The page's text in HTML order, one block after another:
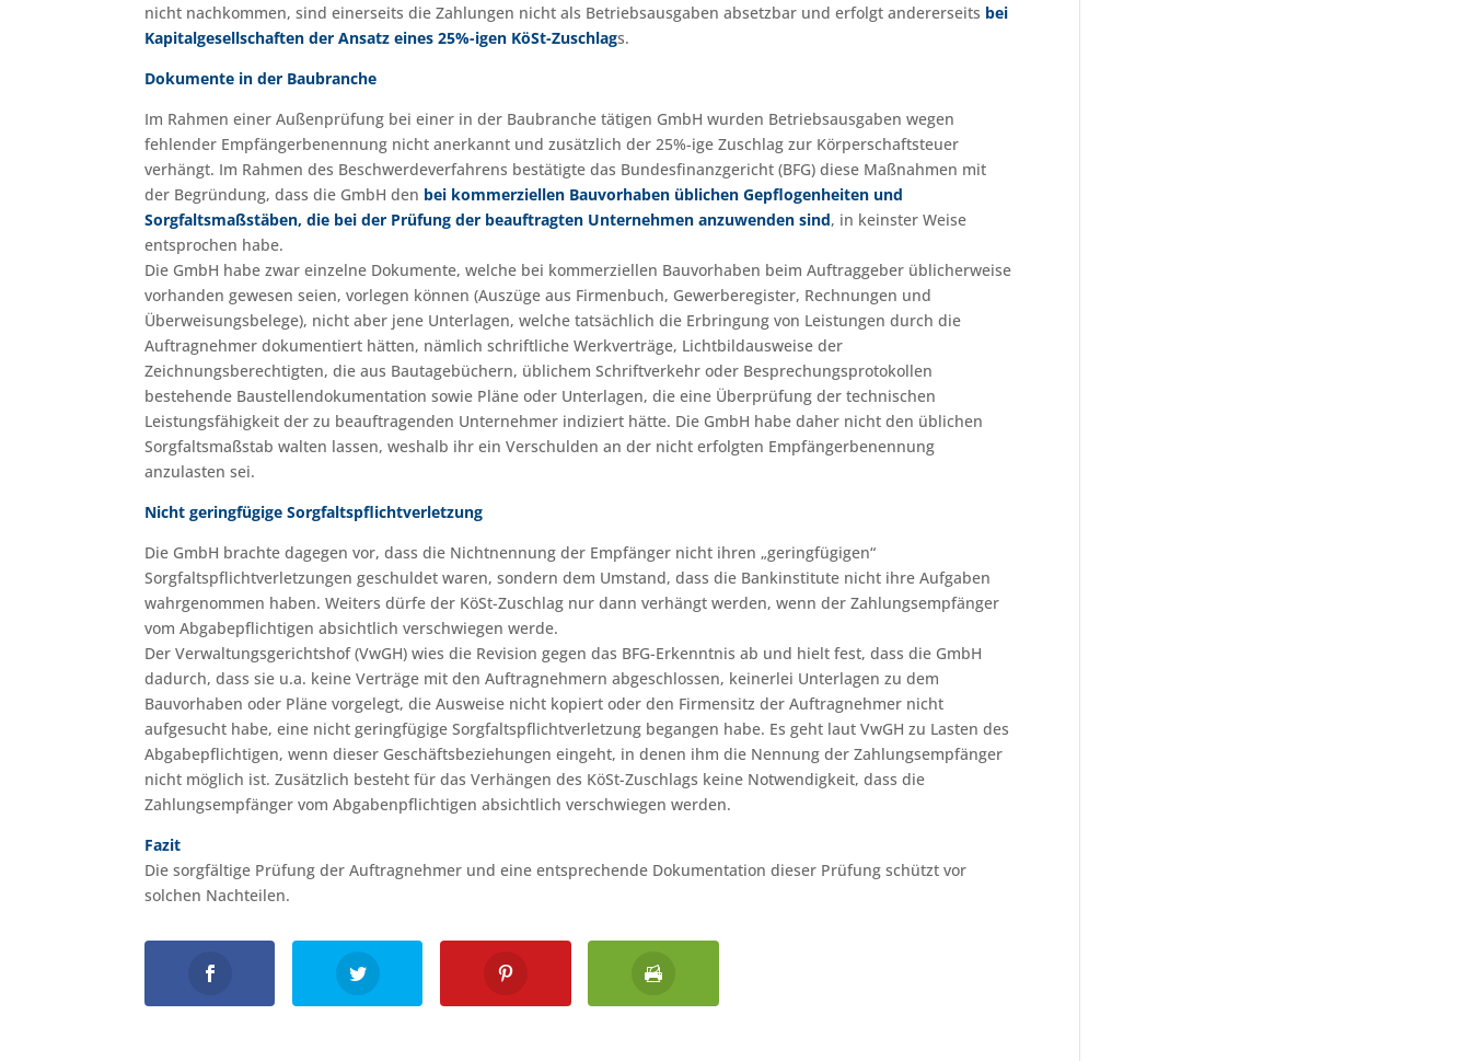
nicht nachkommen, sind einerseits die Zahlungen nicht als Betriebsausgaben absetzbar und erfolgt andererseits bei
Kapitalgesellschaften der Ansatz eines 25%-igen KöSt-Zuschlags.
Dokumente in der Baubranche
Im Rahmen einer Außenprüfung bei einer in der Baubranche tätigen GmbH wurden Betriebsausgaben wegen
fehlender Empfängerbenennung nicht anerkannt und zusätzlich der 25%-ige Zuschlag zur Körperschaftsteuer
verhängt. Im Rahmen des Beschwerdeverfahrens bestätigte das Bundesfinanzgericht (BFG) diese Maßnahmen mit
der Begründung, dass die GmbH den bei kommerziellen Bauvorhaben üblichen Gepflogenheiten und
Sorgfaltsmaßstäben, die bei der Prüfung der beauftragten Unternehmen anzuwenden sind, in keinster Weise
entsprochen habe.
Die GmbH habe zwar einzelne Dokumente, welche bei kommerziellen Bauvorhaben beim Auftraggeber üblicherweise
vorhanden gewesen seien, vorlegen können (Auszüge aus Firmenbuch, Gewerberegister, Rechnungen und
Überweisungsbelege), nicht aber jene Unterlagen, welche tatsächlich die Erbringung von Leistungen durch die
Auftragnehmer dokumentiert hätten, nämlich schriftliche Werkverträge, Lichtbildausweise der
Zeichnungsberechtigten, die aus Bautagebüchern, üblichem Schriftverkehr oder Besprechungsprotokollen
bestehende Baustellendokumentation sowie Pläne oder Unterlagen, die eine Überprüfung der technischen
Leistungsfähigkeit der zu beauftragenden Unternehmer indiziert hätte. Die GmbH habe daher nicht den üblichen
Sorgfaltsmaßstab walten lassen, weshalb ihr ein Verschulden an der nicht erfolgten Empfängerbenennung
anzulasten sei.
Nicht geringfügige Sorgfaltspflichtverletzung
Die GmbH brachte dagegen vor, dass die Nichtnennung der Empfänger nicht ihren „geringfügigen“
Sorgfaltspflichtverletzungen geschuldet waren, sondern dem Umstand, dass die Bankinstitute nicht ihre Aufgaben
wahrgenommen haben. Weiters dürfe der KöSt-Zuschlag nur dann verhängt werden, wenn der Zahlungsempfänger
vom Abgabepflichtigen absichtlich verschwiegen werde.
Der Verwaltungsgerichtshof (VwGH) wies die Revision gegen das BFG-Erkenntnis ab und hielt fest, dass die GmbH
dadurch, dass sie u.a. keine Verträge mit den Auftragnehmern abgeschlossen, keinerlei Unterlagen zu dem
Bauvorhaben oder Pläne vorgelegt, die Ausweise nicht kopiert oder den Firmensitz der Auftragnehmer nicht
aufgesucht habe, eine nicht geringfügige Sorgfaltspflichtverletzung begangen habe. Es geht laut VwGH zu Lasten des
Abgabepflichtigen, wenn dieser Geschäftsbeziehungen eingeht, in denen ihm die Nennung der Zahlungsempfänger
nicht möglich ist. Zusätzlich besteht für das Verhängen des KöSt-Zuschlags keine Notwendigkeit, dass die
Zahlungsempfänger vom Abgabenpflichtigen absichtlich verschwiegen werden.
Fazit
Die sorgfältige Prüfung der Auftragnehmer und eine entsprechende Dokumentation dieser Prüfung schützt vor
solchen Nachteilen.